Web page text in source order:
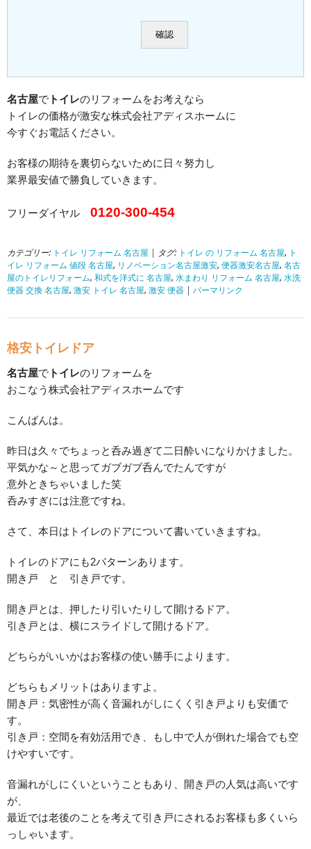
名古屋で トイレのリフォームをお考えなら
トイレの価格が激安な株式会社アディスホームに
今すぐお電話ください。
お客様の期待を裏切らないために日々努力し
業界最安値で勝負していきます。
フリーダイヤル 0120-300-454
カテゴリー: トイレ リフォーム 名古屋 | タグ: トイレ の リフォーム 名古屋, ト
イレ リフォーム 値段 名古屋, リノベーション名古屋激安, 便器激安名古屋, 名古
屋のトイレリフォーム, 和式を洋式に 名古屋, 水まわり リフォーム 名古屋, 水洗
便器 交換 名古屋, 激安 トイレ 名古屋, 激安 便器 パーマリンク
格安トイレドア
名古屋で トイレのリフォームを
おこなう株式会社アディスホームです
こんばんは。
昨日は久々でちょっと呑み過ぎて二日酔いになりかけました。
平気かな～と思ってガブガブ呑んでたんですが
意外ときちゃいました笑
呑みすぎには注意ですね。
さて、本日はトイレのドアについて書いていきますね。
トイレのドアにも2パターンあります。
開き戸 と 引き戸です。
開き戸とは、押したり引いたりして開けるドア。
引き戸とは、横にスライドして開けるドア。
どちらがいいかはお客様の使い勝手によります。
どちらもメリットはありますよ。
開き戸：気密性が高く音漏れがしにくく引き戸よりも安価で
す。
引き戸：空間を有効活用でき、もし中で人が倒れた場合でも空
けやすいです。
音漏れがしにくいということもあり、開き戸の人気は高いです
が、
最近では老後のことを考えて引き戸にされるお客様も多くいら
っしゃいます。